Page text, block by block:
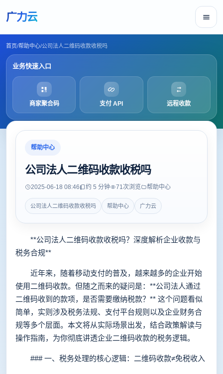
广力云
首页/帮助中心/公司法人二维码收款收税吗
业务快速入口
商家聚合码 支付 API 远程收款
帮助中心
公司法人二维码收款收税吗
2025-06-18 08:46 约 5 分钟 71次浏览 帮助中心
公司法人二维码收款收税吗 帮助中心 广力云
**公司法人二维码收款收税吗？深度解析企业收款与
税务合规**
近年来，随着移动支付的普及，越来越多的企业开始
使用二维码收款。但随之而来的疑问是：**公司法人通过
二维码收到的款项，是否需要缴纳税款？** 这个问题看似
简单，实则涉及税务法规、支付平台规则以及企业财务合
规等多个层面。本文将从实际场景出发，结合政策解读与
操作指南，为你彻底讲透企业二维码收款的税务逻辑。
### 一、税务处理的核心逻辑：二维码收款≠免税收入